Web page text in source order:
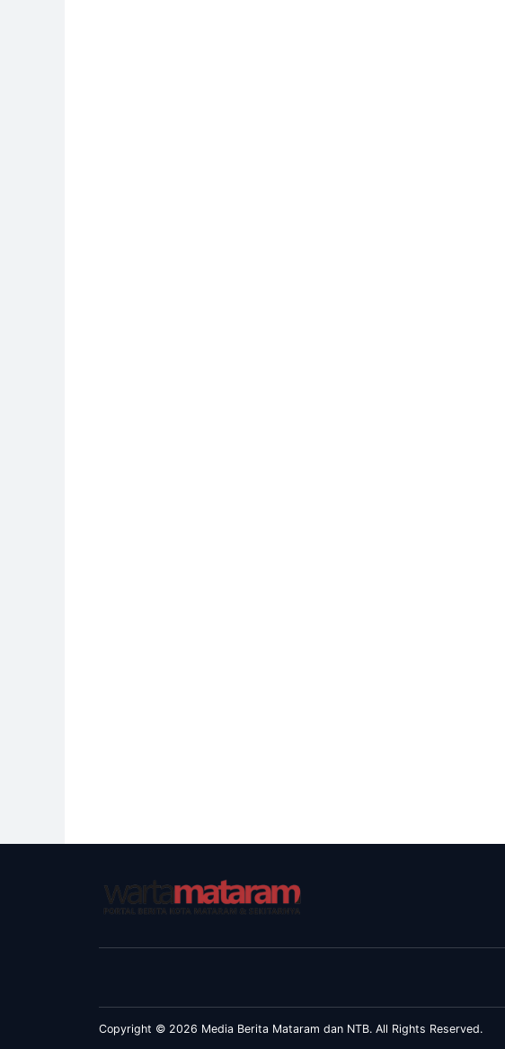
Copyright © 2026 Media Berita Mataram dan NTB. All Rights Reserved.